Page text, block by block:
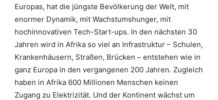
Europas, hat die jüngste Bevölkerung der Welt, mit
enormer Dynamik, mit Wachstumshunger, mit
hochinnovativen Tech-Start-ups. In den nächsten 30
Jahren wird in Afrika so viel an Infrastruktur – Schulen,
Krankenhäusern, Straßen, Brücken – entstehen wie in
ganz Europa in den vergangenen 200 Jahren. Zugleich
haben in Afrika 600 Millionen Menschen keinen
Zugang zu Elektrizität. Und der Kontinent wächst um